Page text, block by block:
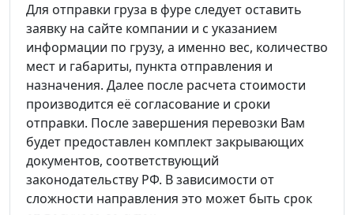
Для отправки груза в фуре следует оставить
заявку на сайте компании и с указанием
информации по грузу, а именно вес, количество
мест и габариты, пункта отправления и
назначения. Далее после расчета стоимости
производится её согласование и сроки
отправки. После завершения перевозки Вам
будет предоставлен комплект закрывающих
документов, соответствующий
законодательству РФ. В зависимости от
сложности направления это может быть срок